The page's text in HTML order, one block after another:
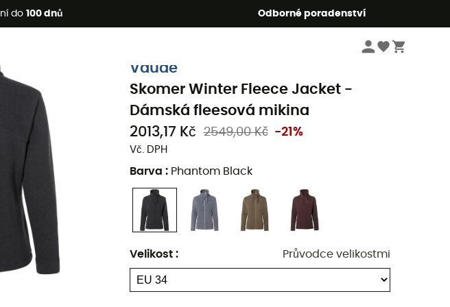
do 100 dnů Odborné poradenství
2 produktů* s kódem Summer5
Dámské sportovní a
Vaude
Skomer Winter Fleece Jacket -
Dámská fleesová mikina
2013,17 Kč
2549,00 Kč -21%
Vč. DPH
Barva : Phantom Black
Velikost : Průvodce velikostmi